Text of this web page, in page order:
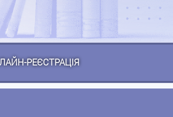
РЕЄСТРАЦІЯ